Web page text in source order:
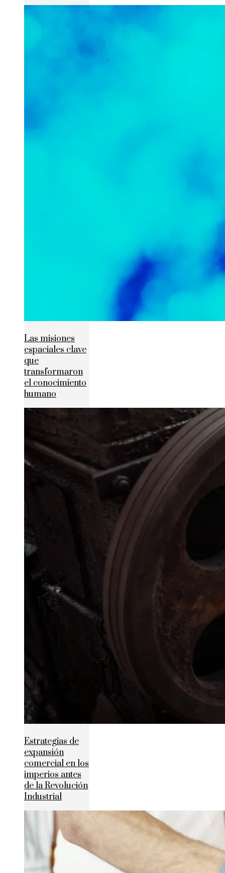
Las misiones
espaciales clave
que
transformaron
el conocimiento
humano
Estrategias de
expansión
comercial en los
imperios antes
de la Revolución
Industrial